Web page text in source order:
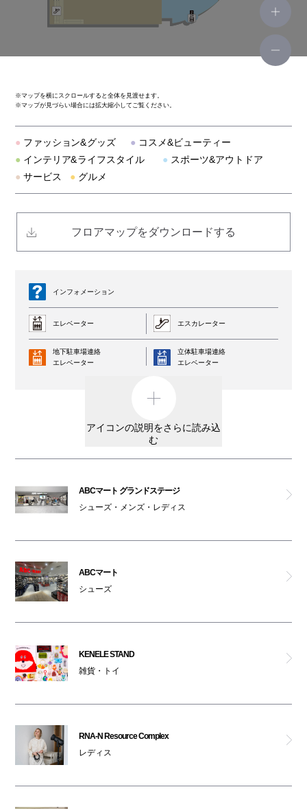
ストレッチサロン カラダストレッチ
ツヴィリングJ.A.ヘンケルス
フリースピリッツ
イー・エム
カシヤマ
ルクールブラン
メガネのオーマイグラス東京
マークスアンドウェブ
アイプリモ
※マップを横にスクロールすると全体を見渡せます。
※マップが見づらい場合には拡大縮小してご覧ください。
● ファッション&グッズ ● コスメ&ビューティー
● インテリア&ライフスタイル ● スポーツ&アウトドア
● サービス ● グルメ
フロアマップをダウンロードする
インフォメーション
エレベーター エスカレーター
地下駐車場連絡
エレベーター
立体駐車場連絡
エレベーター
外貨両替機 男女トイレ
親子トイレ 授乳室
ATM
（パークスガーデン含む）
ペットはキャリーバッグに入れてご入館ください
アイコンの説明をさらに読み込
む
ABCマート グランドステージ
シューズ・メンズ・レディス
ABCマート
シューズ
KENELE STAND
雑貨・トイ
RNA-N Resource Complex
レディス